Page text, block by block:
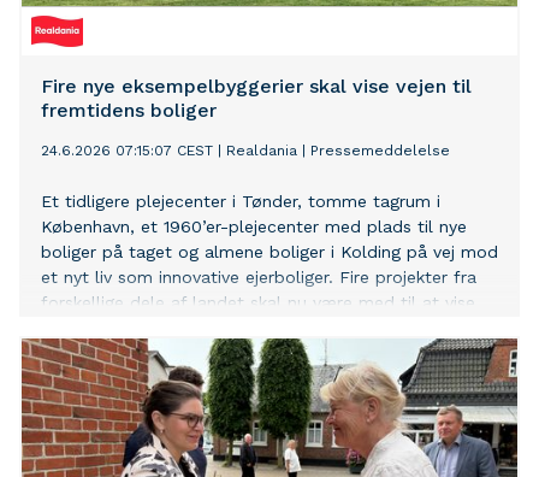
Fire nye eksempelbyggerier skal vise vejen til
fremtidens boliger
24.6.2026 07:15:07 CEST Realdania Pressemeddelelse
Et tidligere plejecenter i Tønder, tomme tagrum i
København, et 1960’er-plejecenter med plads til nye
boliger på taget og almene boliger i Kolding på vej mod
et nyt liv som innovative ejerboliger. Fire projekter fra
forskellige dele af landet skal nu være med til at vise,
boliger – med mindre klimaaftryk og høj bolig- og
livskvalitet. Det sker som en del af indsatsen Bevar
Mere.